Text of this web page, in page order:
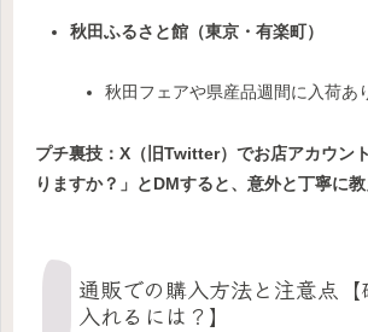
秋田ふるさと館（東京・有楽町）
秋田フェアや県産品週間に入荷あ
プチ裏技：X（旧Twitter）でお店アカウン
りますか？」とDMすると、意外と丁寧に
通販での購入方法と注意点【
入れるには？】